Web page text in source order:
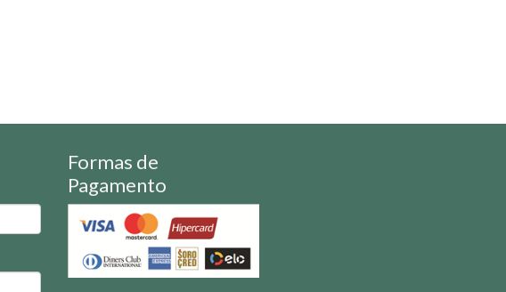
Formas de
Pagamento